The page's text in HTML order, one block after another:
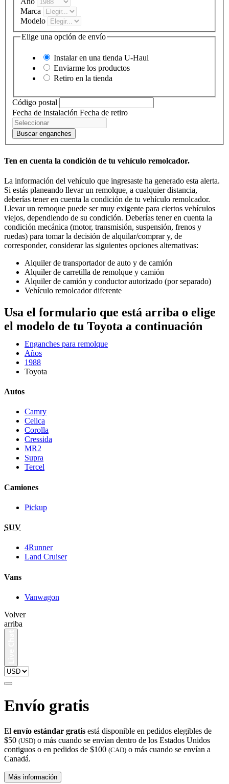
Marca
Modelo
Elige una opción de envío
Instalar en una tienda U-Haul
Enviarme los productos
Retiro en la tienda
Código postal
Fecha de instalación Fecha de retiro
Buscar enganches
Ten en cuenta la condición de tu vehículo remolcador.
La información del vehículo que ingresaste ha generado esta alerta.
Si estás planeando llevar un remolque, a cualquier distancia,
deberías tener en cuenta la condición de tu vehículo remolcador.
Llevar un remoque puede ser muy exigente para ciertos vehículos
viejos, dependiendo de su condición. Deberías tener en cuenta la
condición mecánica (motor, transmisión, suspensión, frenos y
ruedas) para tomar la decisión de alquilar/comprar y, de
corresponder, considerar las siguientes opciones alternativas:
Alquiler de transportador de auto y de camión
Alquiler de carretilla de remolque y camión
Alquiler de camión y conductor autorizado (por separado)
Vehículo remolcador diferente
Usa el formulario que está arriba o elige
el modelo de tu Toyota a continuación
Enganches para remolque
Años
1988
Toyota
Autos
Camry
Celica
Corolla
Cressida
MR2
Supra
Tercel
Camiones
Pickup
SUV
4Runner
Land Cruiser
Vans
Vanwagon
Volver
arriba
Envío gratis
El envío estándar gratis está disponible en pedidos elegibles de
$50 (USD) o más cuando se envían dentro de los Estados Unidos
contiguos o en pedidos de $100 (CAD) o más cuando se envían a
Canadá.
Más información